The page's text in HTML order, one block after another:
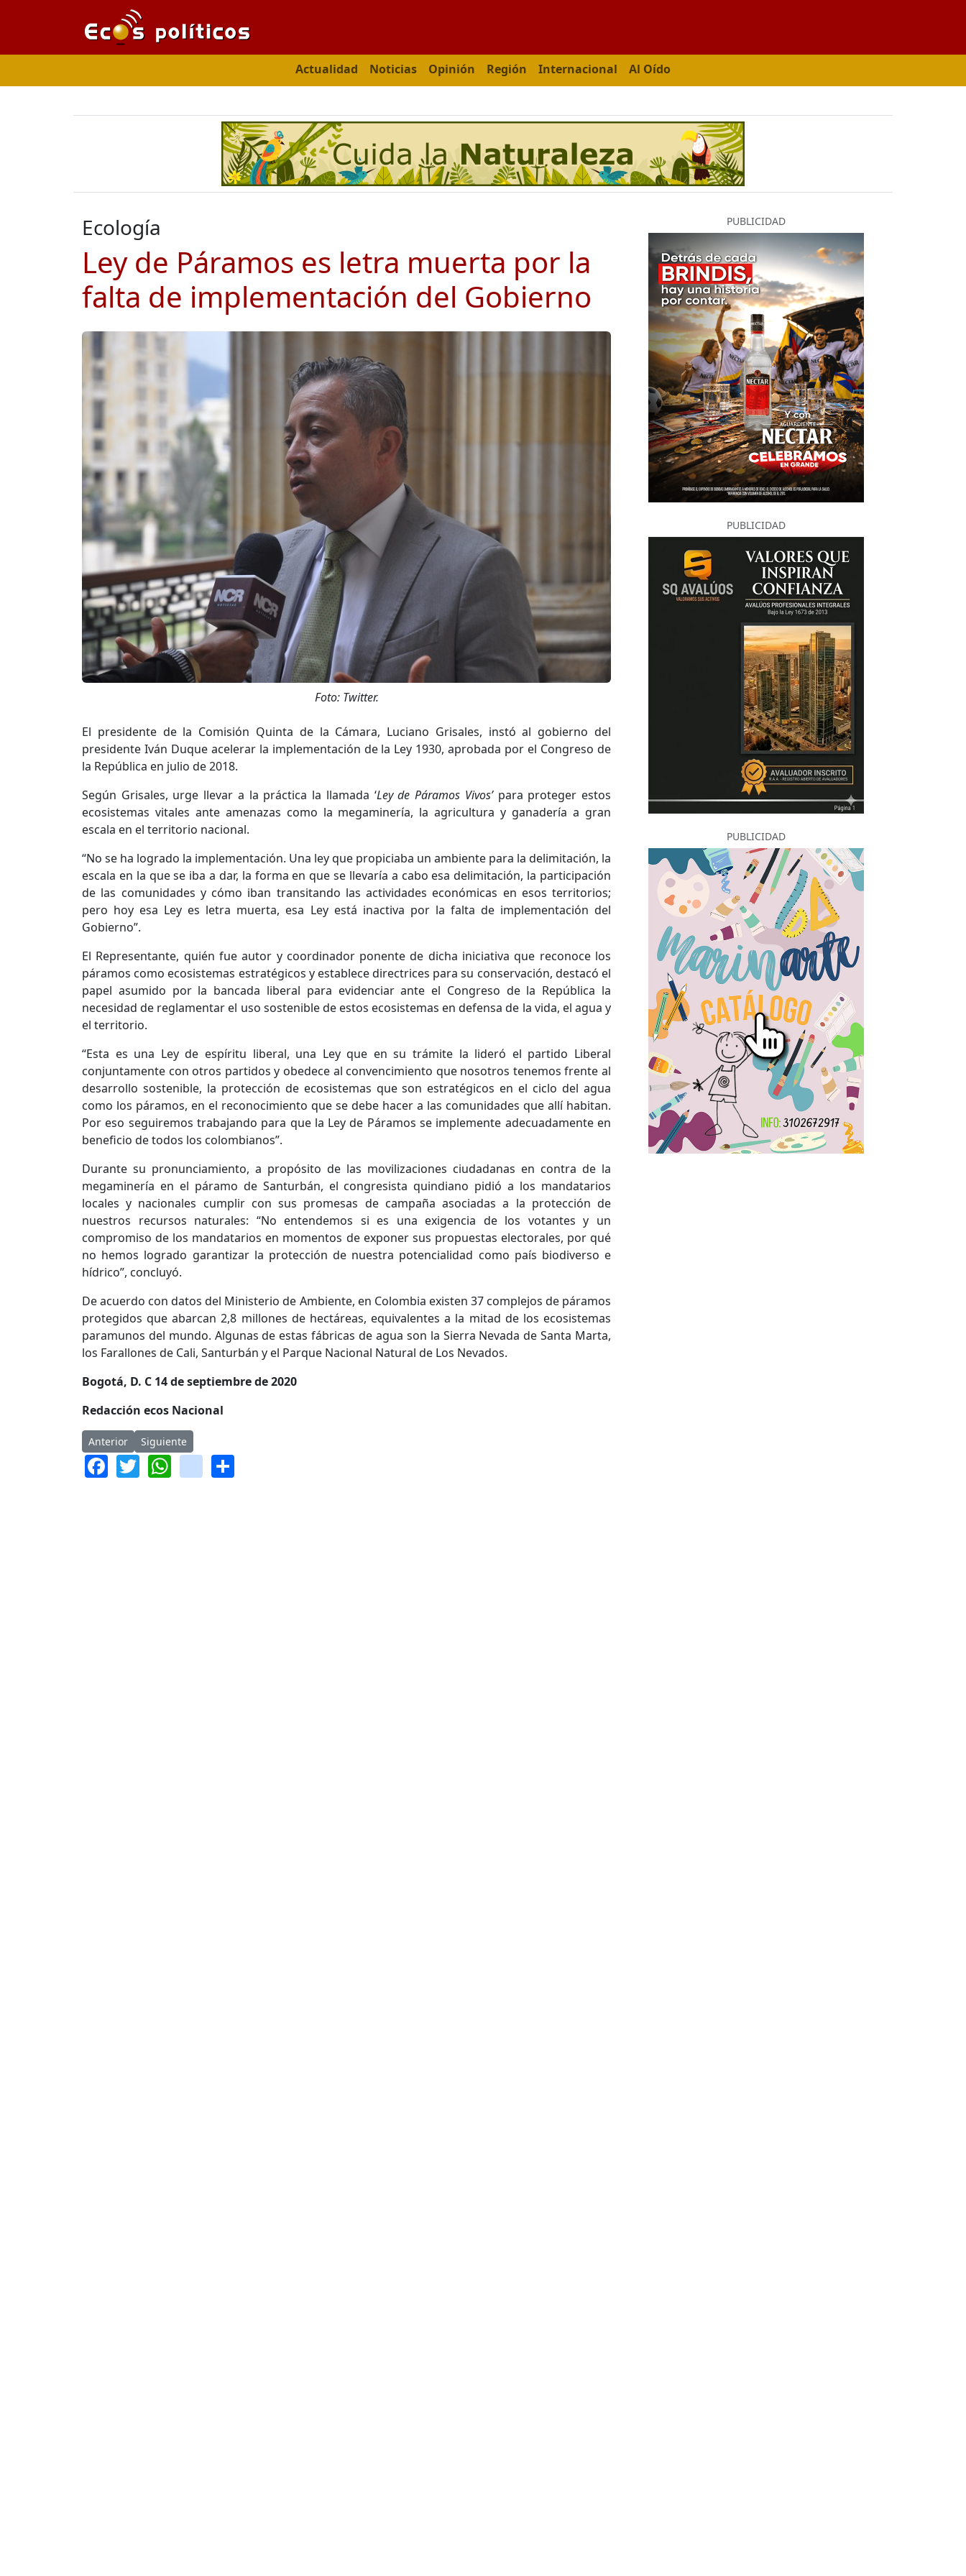
Actualidad Noticias Opinión Región Internacional Al Oído
Ecología
Ley de Páramos es letra muerta por la
falta de implementación del Gobierno
Foto: Twitter.
El presidente de la Comisión Quinta de la Cámara, Luciano Grisales, instó al gobierno del
presidente Iván Duque acelerar la implementación de la Ley 1930, aprobada por el Congreso de
la República en julio de 2018.
Según Grisales, urge llevar a la práctica la llamada ‘Ley de Páramos Vivos’para proteger estos
ecosistemas vitales ante amenazas como la megaminería, la agricultura y ganadería a gran
escala en el territorio nacional.
“No se ha logrado la implementación. Una ley que propiciaba un ambiente para la delimitación, la
escala en la que se iba a dar, la forma en que se llevaría a cabo esa delimitación, la participación
de las comunidades y cómo iban transitando las actividades económicas en esos territorios;
pero hoy esa Ley es letra muerta, esa Ley está inactiva por la falta de implementación del
Gobierno”.
El Representante, quién fue autor y coordinador ponente de dicha iniciativa que reconoce los
páramos como ecosistemas estratégicos y establece directrices para su conservación, destacó el
papel asumido por la bancada liberal para evidenciar ante el Congreso de la República la
necesidad de reglamentar el uso sostenible de estos ecosistemas en defensa de la vida, el agua y
el territorio.
“Esta es una Ley de espíritu liberal, una Ley que en su trámite la lideró el partido Liberal
conjuntamente con otros partidos y obedece al convencimiento que nosotros tenemos frente al
desarrollo sostenible, la protección de ecosistemas que son estratégicos en el ciclo del agua
como los páramos, en el reconocimiento que se debe hacer a las comunidades que allí habitan.
Por eso seguiremos trabajando para que la Ley de Páramos se implemente adecuadamente en
beneficio de todos los colombianos”.
Durante su pronunciamiento, a propósito de las movilizaciones ciudadanas en contra de la
megaminería en el páramo de Santurbán, el congresista quindiano pidió a los mandatarios
locales y nacionales cumplir con sus promesas de campaña asociadas a la protección de
nuestros recursos naturales: “No entendemos si es una exigencia de los votantes y un
compromiso de los mandatarios en momentos de exponer sus propuestas electorales, por qué
no hemos logrado garantizar la protección de nuestra potencialidad como país biodiverso e
hídrico”, concluyó.
De acuerdo con datos del Ministerio de Ambiente, en Colombia existen 37 complejos de páramos
protegidos que abarcan 2,8 millones de hectáreas, equivalentes a la mitad de los ecosistemas
paramunos del mundo. Algunas de estas fábricas de agua son la Sierra Nevada de Santa Marta,
los Farallones de Cali, Santurbán y el Parque Nacional Natural de Los Nevados.
Bogotá, D. C 14 de septiembre de 2020
Redacción ecos Nacional
Artículo anterior: El agua no tiene color político
Anterior Artículo siguiente: Senado inició seguimiento por la defensa del Páramo de Santurbán
Siguiente
Facebook
Twitter
WhatsApp
instagram
PUBLICIDAD
PUBLICIDAD
PUBLICIDAD